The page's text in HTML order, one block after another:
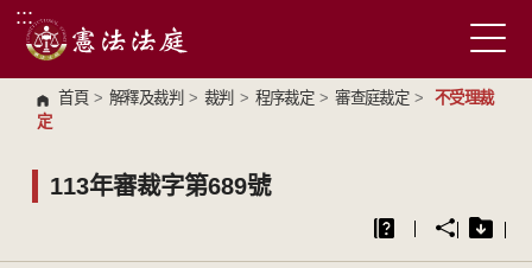
跳到主要內容區塊
:::
首頁 > 解釋及裁判 > 裁判 > 程序裁定 > 審查庭裁定 >
不受理裁
定
113年審裁字第689號